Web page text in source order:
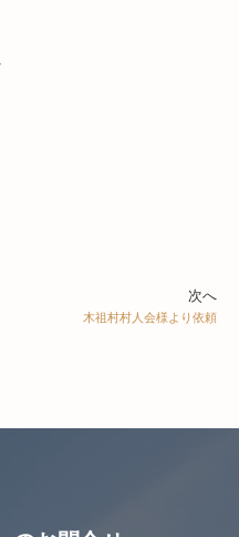
次へ
木祖村村人会様より依頼